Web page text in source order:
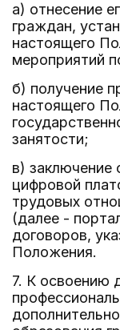
а) отнесение
граждан,
настоящего
мероприятий
б) получение
настоящего
занятости;
в) заключение
цифровой
трудовых
(далее -
договоров,
Положения.
7. К освоению